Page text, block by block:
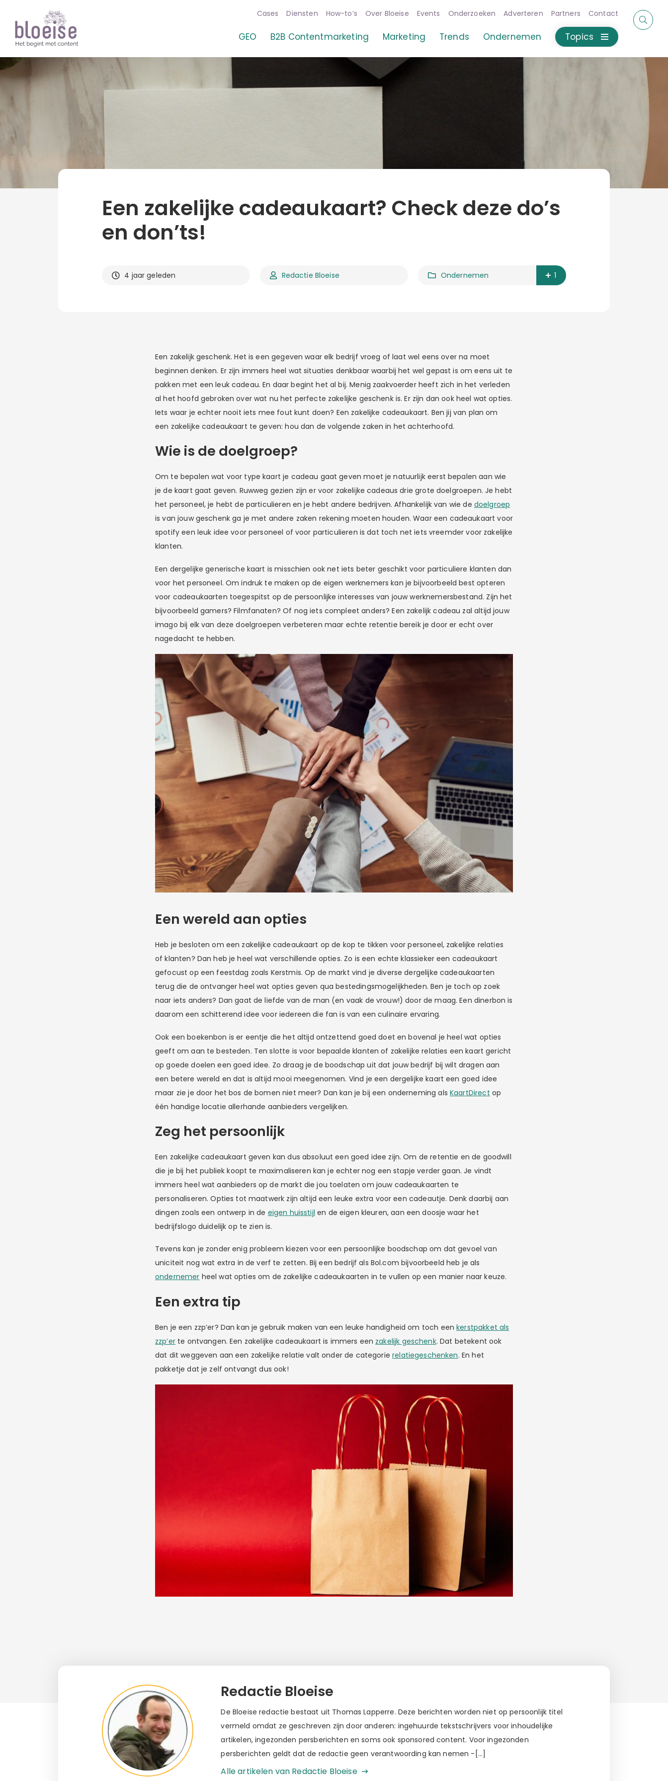
Artikelen
Cases Diensten How-to’s Over Bloeise Events Onderzoeken Adverteren Partners Contact
GEO B2B Contentmarketing Marketing Trends Ondernemen Topics
Een zakelijke cadeaukaart? Check deze do’s
en don’ts!
4 jaar geleden Redactie Bloeise Ondernemen 1
Een zakelijk geschenk. Het is een gegeven waar elk bedrijf vroeg of laat wel eens over na moet
beginnen denken. Er zijn immers heel wat situaties denkbaar waarbij het wel gepast is om eens uit te
pakken met een leuk cadeau. En daar begint het al bij. Menig zaakvoerder heeft zich in het verleden
al het hoofd gebroken over wat nu het perfecte zakelijke geschenk is. Er zijn dan ook heel wat opties.
Iets waar je echter nooit iets mee fout kunt doen? Een zakelijke cadeaukaart. Ben jij van plan om
een zakelijke cadeaukaart te geven: hou dan de volgende zaken in het achterhoofd.
Wie is de doelgroep?
Om te bepalen wat voor type kaart je cadeau gaat geven moet je natuurlijk eerst bepalen aan wie
je de kaart gaat geven. Ruwweg gezien zijn er voor zakelijke cadeaus drie grote doelgroepen. Je hebt
het personeel, je hebt de particulieren en je hebt andere bedrijven. Afhankelijk van wie de doelgroep
is van jouw geschenk ga je met andere zaken rekening moeten houden. Waar een cadeaukaart voor
spotify een leuk idee voor personeel of voor particulieren is dat toch net iets vreemder voor zakelijke
klanten.
Een dergelijke generische kaart is misschien ook net iets beter geschikt voor particuliere klanten dan
voor het personeel. Om indruk te maken op de eigen werknemers kan je bijvoorbeeld best opteren
voor cadeaukaarten toegespitst op de persoonlijke interesses van jouw werknemersbestand. Zijn het
bijvoorbeeld gamers? Filmfanaten? Of nog iets compleet anders? Een zakelijk cadeau zal altijd jouw
imago bij elk van deze doelgroepen verbeteren maar echte retentie bereik je door er echt over
nagedacht te hebben.
Een wereld aan opties
Heb je besloten om een zakelijke cadeaukaart op de kop te tikken voor personeel, zakelijke relaties
of klanten? Dan heb je heel wat verschillende opties. Zo is een echte klassieker een cadeaukaart
gefocust op een feestdag zoals Kerstmis. Op de markt vind je diverse dergelijke cadeaukaarten
terug die de ontvanger heel wat opties geven qua bestedingsmogelijkheden. Ben je toch op zoek
naar iets anders? Dan gaat de liefde van de man (en vaak de vrouw!) door de maag. Een dinerbon is
daarom een schitterend idee voor iedereen die fan is van een culinaire ervaring.
Ook een boekenbon is er eentje die het altijd ontzettend goed doet en bovenal je heel wat opties
geeft om aan te besteden. Ten slotte is voor bepaalde klanten of zakelijke relaties een kaart gericht
op goede doelen een goed idee. Zo draag je de boodschap uit dat jouw bedrijf bij wilt dragen aan
een betere wereld en dat is altijd mooi meegenomen. Vind je een dergelijke kaart een goed idee
maar zie je door het bos de bomen niet meer? Dan kan je bij een onderneming als KaartDirect op
één handige locatie allerhande aanbieders vergelijken.
Zeg het persoonlijk
Een zakelijke cadeaukaart geven kan dus absoluut een goed idee zijn. Om de retentie en de goodwill
die je bij het publiek koopt te maximaliseren kan je echter nog een stapje verder gaan. Je vindt
immers heel wat aanbieders op de markt die jou toelaten om jouw cadeaukaarten te
personaliseren. Opties tot maatwerk zijn altijd een leuke extra voor een cadeautje. Denk daarbij aan
dingen zoals een ontwerp in de eigen huisstijl en de eigen kleuren, aan een doosje waar het
bedrijfslogo duidelijk op te zien is.
Tevens kan je zonder enig probleem kiezen voor een persoonlijke boodschap om dat gevoel van
uniciteit nog wat extra in de verf te zetten. Bij een bedrijf als Bol.com bijvoorbeeld heb je als
ondernemer heel wat opties om de zakelijke cadeaukaarten in te vullen op een manier naar keuze.
Een extra tip
Ben je een zzp’er? Dan kan je gebruik maken van een leuke handigheid om toch eenkerstpakket als
zzp’erte ontvangen. Een zakelijke cadeaukaart is immers een zakelijk geschenk. Dat betekent ook
dat dit weggeven aan een zakelijke relatie valt onder de categorierelatiegeschenken. En het
pakketje dat je zelf ontvangt dus ook!
Redactie Bloeise
De Bloeise redactie bestaat uit Thomas Lapperre. Deze berichten worden niet op persoonlijk titel
vermeld omdat ze geschreven zijn door anderen: ingehuurde tekstschrijvers voor inhoudelijke
artikelen, ingezonden persberichten en soms ook sponsored content. Voor ingezonden
persberichten geldt dat de redactie geen verantwoording kan nemen -[…]
Alle artikelen van Redactie Bloeise